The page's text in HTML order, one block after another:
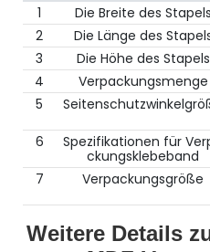
1 Die Breite des Stapels
2
Die Länge des
3
Die Höhe des Stapels
4
Verpackungsmenge
5
6
Spezifikationen für
ckungsklebeband
7 Verpackungsgröße
Weitere Details